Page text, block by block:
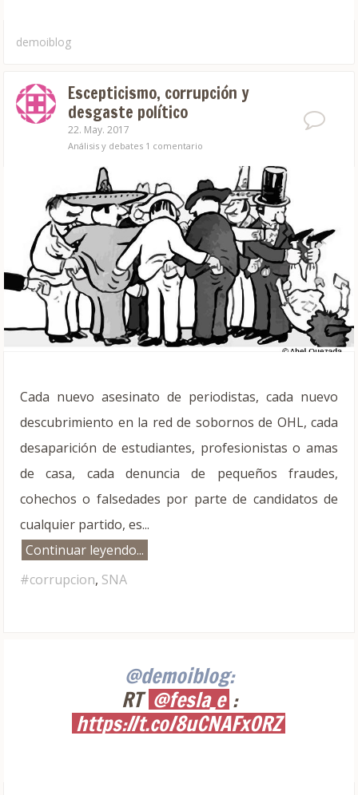
demoiblog
Escepticismo, corrupción y
desgaste político
22. May. 2017
Análisis y debates 1 comentario
Cada nuevo asesinato de periodistas, cada nuevo
descubrimiento en la red de sobornos de OHL, cada
desaparición de estudiantes, profesionistas o amas
de casa, cada denuncia de pequeños fraudes,
cohechos o falsedades por parte de candidatos de
cualquier partido, es...
Continuar leyendo...
#corrupcion, SNA
@demoiblog:
RT @fesla_e :
https://t.co/8uCNAFxORZ